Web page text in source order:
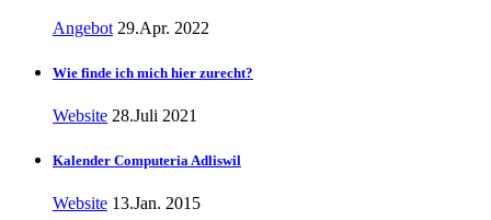
Angebot 29.Apr. 2022
Wie finde ich mich hier zurecht?
Website 28.Juli 2021
Kalender Computeria Adliswil
Website 13.Jan. 2015